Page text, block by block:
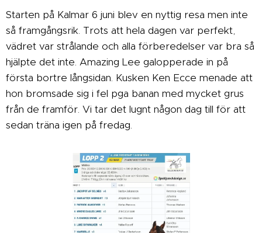
Starten på Kalmar 6 juni blev en nyttig resa men inte
så framgångsrik. Trots att hela dagen var perfekt,
vädret var strålande och alla förberedelser var bra så
hjälpte det inte. Amazing Lee galopperade in på
första bortre långsidan. Kusken Ken Ecce menade att
hon bromsade sig i fel pga banan med mycket grus
från de framför. Vi tar det lugnt någon dag till för att
sedan träna igen på fredag.